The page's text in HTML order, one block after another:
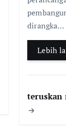
dirangka…
Lebih
teruskan